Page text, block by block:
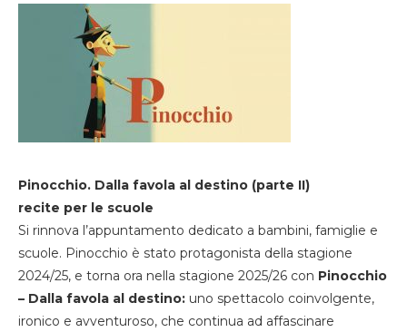
Pinocchio. Dalla favola al destino (parte II)
recite per le scuole
Si rinnova l’appuntamento dedicato a bambini, famiglie e
scuole. Pinocchio è stato protagonista della stagione
2024/25, e torna ora nella stagione 2025/26 con Pinocchio
– Dalla favola al destino: uno spettacolo coinvolgente,
ironico e avventuroso, che continua ad affascinare